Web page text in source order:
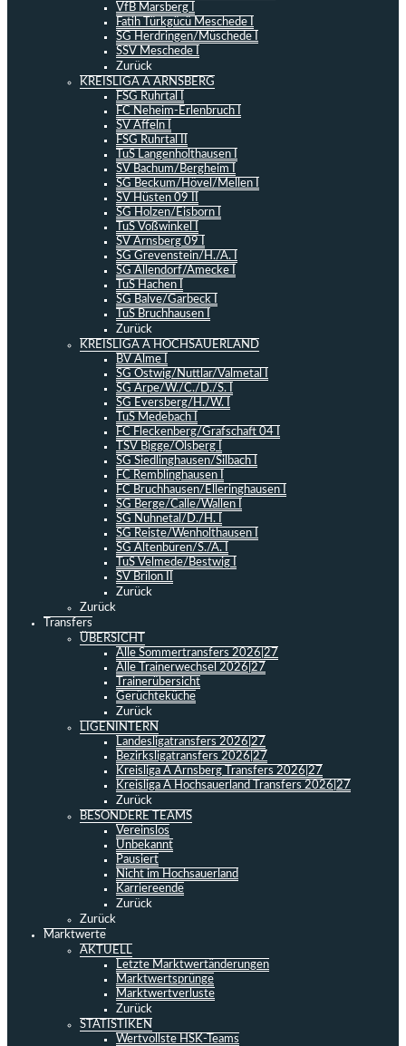
VfB Marsberg I
Fatih Türkgücü Meschede I
SG Herdringen/Müschede I
SSV Meschede I
Zurück
KREISLIGA A ARNSBERG
FSG Ruhrtal I
FC Neheim-Erlenbruch I
SV Affeln I
FSG Ruhrtal II
TuS Langenholthausen I
SV Bachum/Bergheim I
SG Beckum/Hövel/Mellen I
SV Hüsten 09 II
SG Holzen/Eisborn I
TuS Voßwinkel I
SV Arnsberg 09 I
SG Grevenstein/H./A. I
SG Allendorf/Amecke I
TuS Hachen I
SG Balve/Garbeck I
TuS Bruchhausen I
Zurück
KREISLIGA A HOCHSAUERLAND
BV Alme I
SG Ostwig/Nuttlar/Valmetal I
SG Arpe/W./C./D./S. I
SG Eversberg/H./W. I
TuS Medebach I
FC Fleckenberg/Grafschaft 04 I
TSV Bigge/Olsberg I
SG Siedlinghausen/Silbach I
FC Remblinghausen I
FC Bruchhausen/Elleringhausen I
SG Berge/Calle/Wallen I
SG Nuhnetal/D./H. I
SG Reiste/Wenholthausen I
SG Altenbüren/S./A. I
TuS Velmede/Bestwig I
SV Brilon II
Zurück
Zurück
Transfers
ÜBERSICHT
Alle Sommertransfers 2026|27
Alle Trainerwechsel 2026|27
Trainerübersicht
Gerüchteküche
Zurück
LIGENINTERN
Landesligatransfers 2026|27
Bezirksligatransfers 2026|27
Kreisliga A Arnsberg Transfers 2026|27
Kreisliga A Hochsauerland Transfers 2026|27
Zurück
BESONDERE TEAMS
Vereinslos
Unbekannt
Pausiert
Nicht im Hochsauerland
Karriereende
Zurück
Zurück
Marktwerte
AKTUELL
Letzte Marktwertänderungen
Marktwertsprünge
Marktwertverluste
Zurück
STATISTIKEN
Wertvollste HSK-Teams